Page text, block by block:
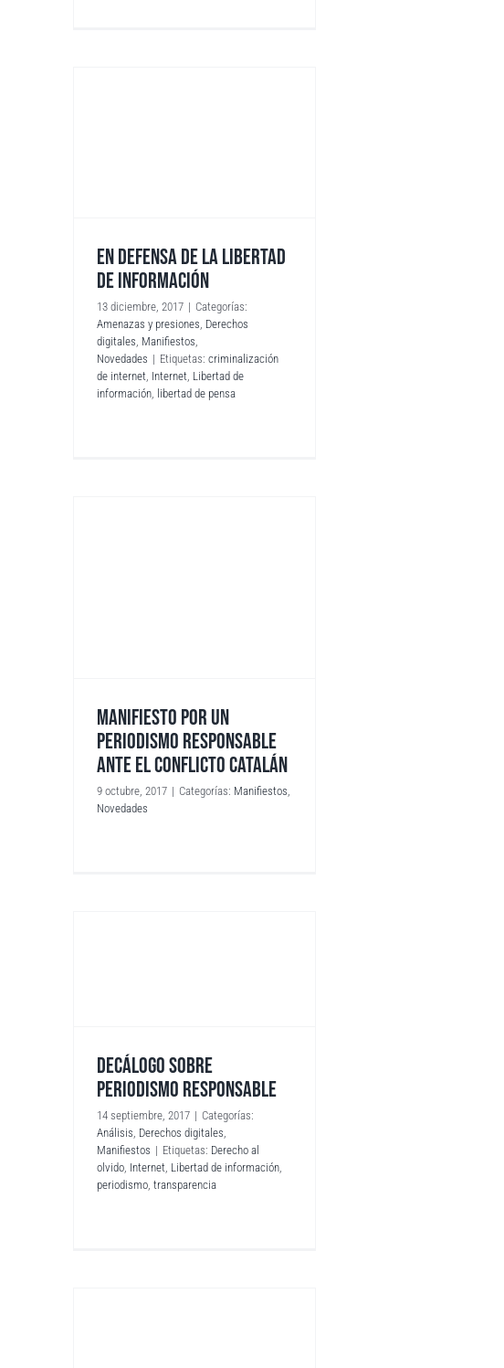
EN DEFENSA DE LA LIBERTAD
DE INFORMACIÓN
13 diciembre, 2017 | Categorías:
Amenazas y presiones Derechos
digitales Manifiestos
Novedades | Etiquetas:criminalización
de internet Internet Libertad de
información libertad de pensa
MANIFIESTO POR UN
PERIODISMO RESPONSABLE
ANTE EL CONFLICTO CATALÁN
9 octubre, 2017 | Categorías: Manifiestos
Novedades
DECÁLOGO SOBRE
PERIODISMO RESPONSABLE
14 septiembre, 2017 | Categorías:
Análisis Derechos digitales
Manifiestos | Etiquetas: Derecho al
olvido Internet Libertad de información
periodismo ,transparencia